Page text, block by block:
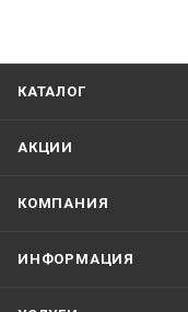
КАТАЛОГ
АКЦИИ
КОМПАНИЯ
ИНФОРМАЦИЯ